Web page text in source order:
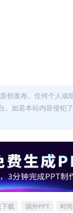
创发布。任何个人
如若本站内容侵犯
载 国外PPT 时